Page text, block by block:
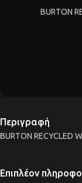
BURTON
Περιγραφή
BURTON RECYCLED
Επιπλέον